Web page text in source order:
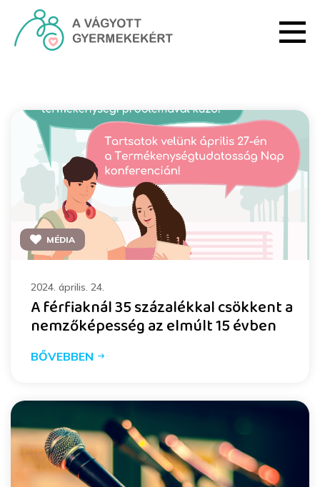
Ugrás a fő tartalomhoz
MÉDIA
2024. április. 24.
A férfiaknál 35 százalékkal csökkent a
nemzőképesség az elmúlt 15 évben
BŐVEBBEN